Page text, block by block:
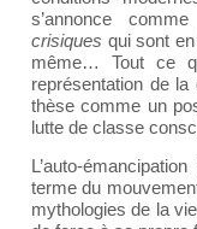
s’annonce
crisiques qui sont
même… Tout ce
représentation de
thèse comme un
lutte de classe
L’auto-
terme du
mythologies de la